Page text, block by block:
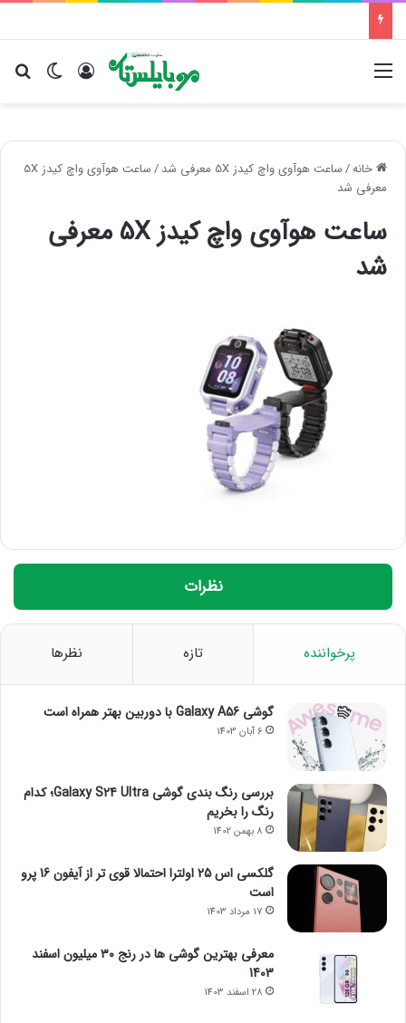
تغییر ورود
خانه/ساعت هوآوی واچ کیدز 5X معرفی شد /
ساعت هوآوی واچ کیدز 5X
معرفی شد
ساعت هوآوی واچ کیدز 5X معرفی
شد
نظرات
پرخواننده تازه نظرها
گوشی Galaxy A56 با دوربین بهتر همراه است
6 آبان 1403
بررسی رنگ بندی گوشی Galaxy S24 Ultra؛ کدام
رنگ را بخریم
8 بهمن 1402
گلکسی اس 25 اولترا احتمالا قوی تر از آیفون 16 پرو
است
17 مرداد 1403
معرفی بهترین گوشی ها در رنج ۳۰ میلیون اسفند
1403
28 اسفند 1403